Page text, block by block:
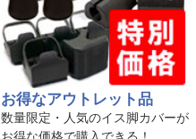
お得なアウトレット品
数量限定・人気のイス脚カバーが